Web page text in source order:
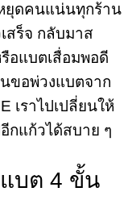
ยุดคนแน่นทุกร้าน
สร็จ กลับมาส
อแบตเสื่อมพอดี
ขอพ่วงแบตจาก
เราไปเปลี่ยนให้
กแก้วได้สบาย ๆ
บต 4 ขั้น